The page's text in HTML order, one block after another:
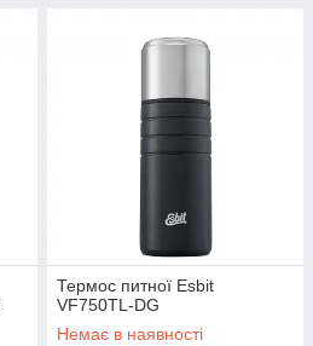
Термос питної Esbit
VF750TL-DG
Немає в наявності